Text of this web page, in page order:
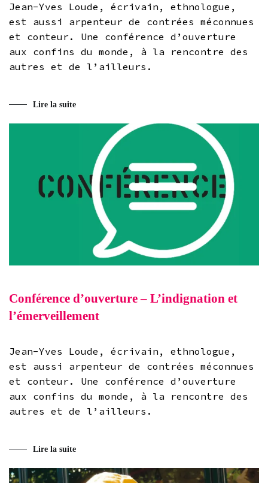
Jean-Yves Loude, écrivain, ethnologue,
est aussi arpenteur de contrées méconnues
et conteur. Une conférence d’ouverture
aux confins du monde, à la rencontre des
autres et de l’ailleurs.
Lire la suite
Conférence d’ouverture – L’indignation et
l’émerveillement
Jean-Yves Loude, écrivain, ethnologue,
est aussi arpenteur de contrées méconnues
et conteur. Une conférence d’ouverture
aux confins du monde, à la rencontre des
autres et de l’ailleurs.
Lire la suite